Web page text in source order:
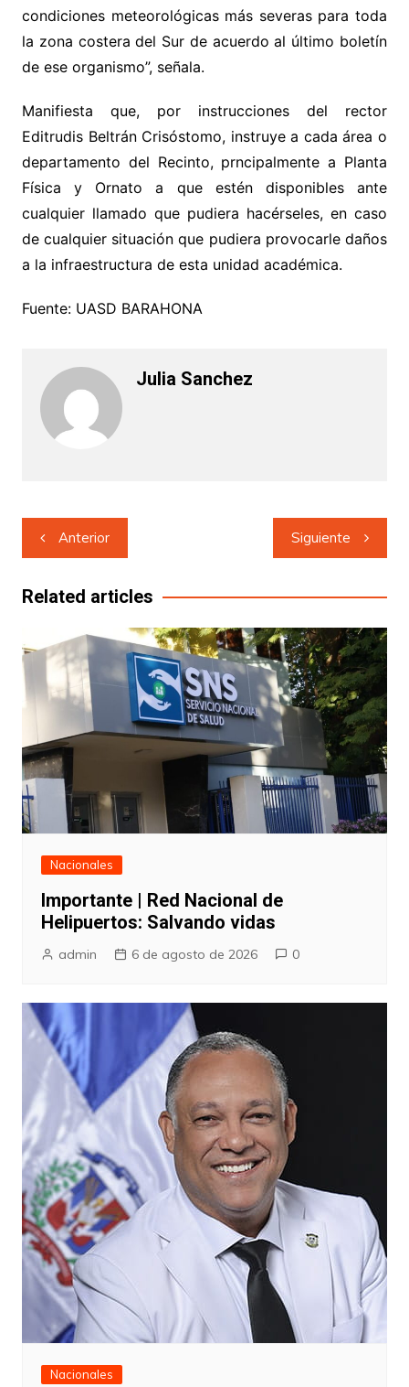
condiciones meteorológicas más severas para toda
la zona costera del Sur de acuerdo al último boletín
de ese organismo”, señala.
Manifiesta que, por instrucciones del rector
Editrudis Beltrán Crisóstomo, instruye a cada área o
departamento del Recinto, prncipalmente a Planta
Física y Ornato a que estén disponibles ante
cualquier llamado que pudiera hacérseles, en caso
de cualquier situación que pudiera provocarle daños
a la infraestructura de esta unidad académica.
Fuente: UASD BARAHONA
Julia Sanchez
Navegación
de
entradas
Anterior Siguiente
Related articles
Nacionales
Importante | Red Nacional de
Helipuertos: Salvando vidas
admin 6 de agosto de 2026 0
Nacionales